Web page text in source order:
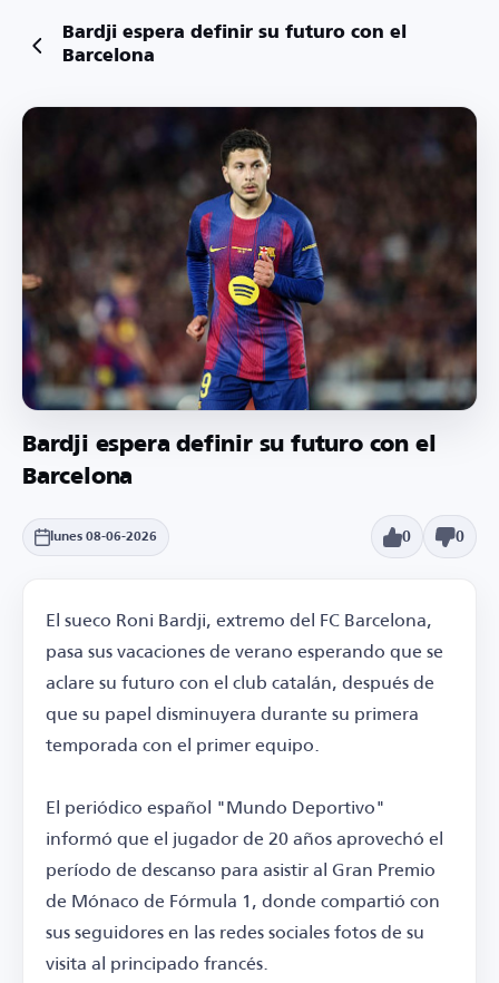
Bardji espera definir su futuro con el
Barcelona
Bardji espera definir su futuro con el
Barcelona
lunes 08-06-2026 0 0
El sueco Roni Bardji, extremo del FC Barcelona,
pasa sus vacaciones de verano esperando que se
aclare su futuro con el club catalán, después de
que su papel disminuyera durante su primera
temporada con el primer equipo.
El periódico español "Mundo Deportivo"
informó que el jugador de 20 años aprovechó el
período de descanso para asistir al Gran Premio
de Mónaco de Fórmula 1, donde compartió con
sus seguidores en las redes sociales fotos de su
visita al principado francés.